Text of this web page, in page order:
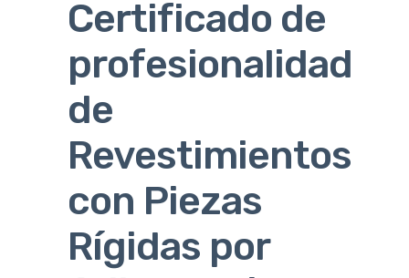
Certificado de
profesionalidad
de
Revestimientos
con Piezas
Rígidas por